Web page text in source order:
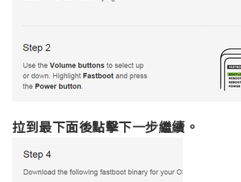
拉到最下面後點擊下一步繼續。